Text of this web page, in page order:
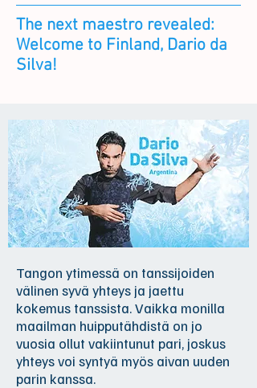
The next maestro revealed:
Welcome to Finland, Dario da
Silva!
Tangon ytimessä on tanssijoiden
välinen syvä yhteys ja jaettu
kokemus tanssista. Vaikka monilla
maailman huipputähdistä on jo
vuosia ollut vakiintunut pari, joskus
yhteys voi syntyä myös aivan uuden
parin kanssa.